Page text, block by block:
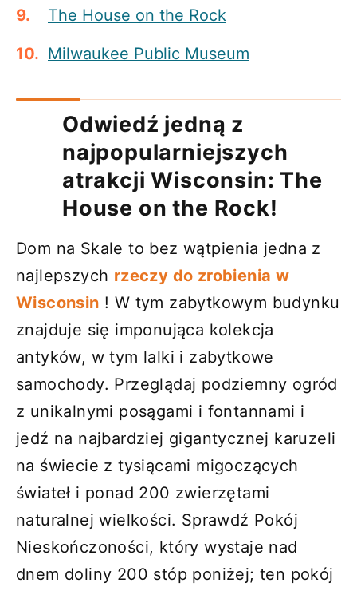
The House on the Rock
Milwaukee Public Museum
Odwiedź jedną z
najpopularniejszych
atrakcji Wisconsin: The
House on the Rock!
Dom na Skale to bez wątpienia jedna z
najlepszych rzeczy do zrobienia w
Wisconsin ! W tym zabytkowym budynku
znajduje się imponująca kolekcja
antyków, w tym lalki i zabytkowe
samochody. Przeglądaj podziemny ogród
z unikalnymi posągami i fontannami i
jedź na najbardziej gigantycznej karuzeli
na świecie z tysiącami migoczących
świateł i ponad 200 zwierzętami
naturalnej wielkości. Sprawdź Pokój
Nieskończoności, który wystaje nad
dnem doliny 200 stóp poniżej; ten pokój